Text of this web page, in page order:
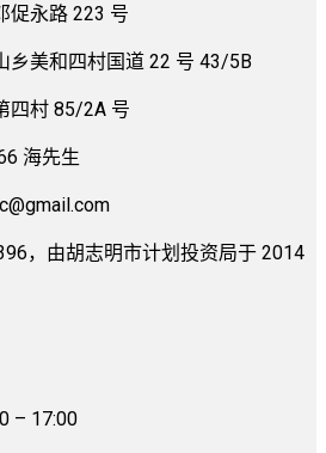
促永路 223 号
乡美和四村国道 22 号 43/5B
四村 85/2A 号
海先生
，由胡志明市计划投资局于 2014
– 17:00